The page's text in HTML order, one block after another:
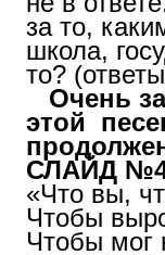
за то,
школа,
то?
Очень
этой
СЛАЙД
«Что вы,
Чтобы
Чтобы мог